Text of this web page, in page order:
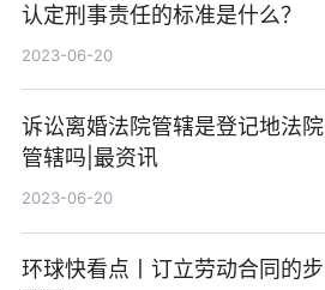
认定刑事责任的标准是什么？
2023-06-20
诉讼离婚法院管辖是登记地法院
管辖吗|最资讯
2023-06-20
环球快看点丨订立劳动合同的步